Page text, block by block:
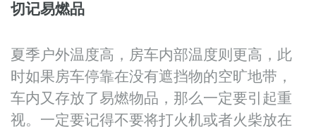
切记易燃品
夏季户外温度高，房车内部温度则更高，此
时如果房车停靠在没有遮挡物的空旷地带，
车内又存放了易燃物品，那么一定要引起重
视。一定要记得不要将打火机或者火柴放在